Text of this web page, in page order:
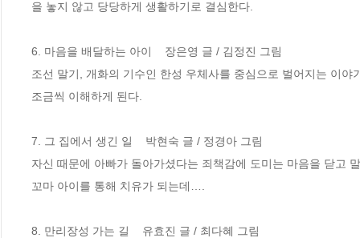
을 놓지 않고 당당하게 생활하기로 결심한다.
6. 마음을 배달하는 아이    장은영 글 / 김정진 그림
조선 말기, 개화의 기수인 한성 우체사를 중심으로 벌어지는 이
조금씩 이해하게 된다.
7. 그 집에서 생긴 일    박현숙 글 / 정경아 그림
자신 때문에 아빠가 돌아가셨다는 죄책감에 도미는 마음을 닫고
꼬마 아이를 통해 치유가 되는데….
8. 만리장성 가는 길    유효진 글 / 최다혜 그림